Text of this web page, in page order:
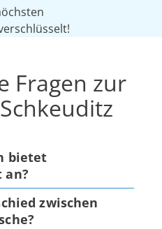
Fragen zur
bietet
an?
zwischen